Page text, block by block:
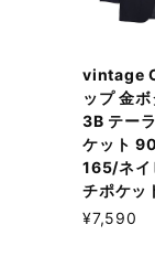
vintage
ップ 金
3B テー
ケット
165/ネイ
チポケッ
¥7,590